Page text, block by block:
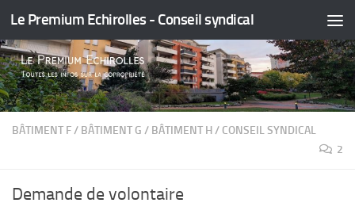
Skip to content
Le Premium Echirolles - Conseil syndical
BÂTIMENT F/ BÂTIMENT G / BÂTIMENT H/ CONSEIL SYNDICAL
2
Demande de volontaire